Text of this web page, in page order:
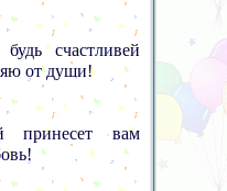
счастливей
от души!
принесет вам